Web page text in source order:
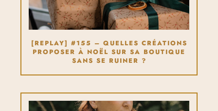
[REPLAY] #155 – QUELLES CRÉATIONS
PROPOSER À NOËL SUR SA BOUTIQUE
SANS SE RUINER ?